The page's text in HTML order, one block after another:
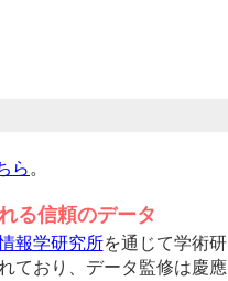
ら 。
る信頼のデータ
報学研究所を通じて学術研
ており、データ監修は慶應